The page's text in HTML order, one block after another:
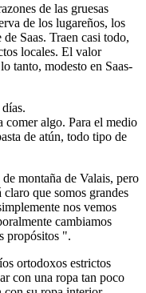
de las gruesas
de los lugareños, los
Saas. Traen casi todo,
locales. El valor
tanto, modesto en Saas-
algo. Para el medio
de atún, todo tipo de
montaña de Valais, pero
que somos grandes
nos vemos
cambiamos
propósitos ".
ortodoxos estrictos
con una ropa tan poco